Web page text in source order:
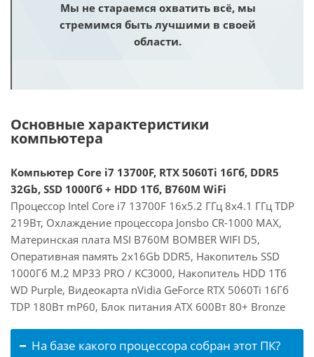
Мы не стараемся охватить всё, мы
стремимся быть лучшими в своей
области.
Основные характеристики
компьютера
Компьютер Core i7 13700F, RTX 5060Ti 16Гб, DDR5
32Gb, SSD 1000Гб + HDD 1Тб, B760M WiFi
Процессор Intel Core i7 13700F 16x5.2 ГГц 8x4.1 ГГц TDP
219Вт, Охлаждение процессора Jonsbo CR-1000 MAX,
Материнская плата MSI B760M BOMBER WIFI D5,
Оперативная память 2x16Gb DDR5, Накопитель SSD
1000Гб M.2 MP33 PRO / KC3000, Накопитель HDD 1Тб
WD Purple, Видеокарта nVidia GeForce RTX 5060Ti 16Гб
TDP 180Вт mP60, Блок питания ATX 600Вт 80+ Bronze
На базе какого процессора собран этот ПК?